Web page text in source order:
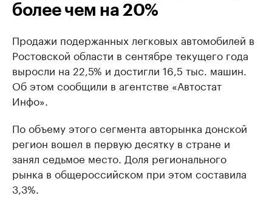
более чем на 20%
Продажи подержанных легковых автомобилей в
Ростовской области в сентябре текущего года
выросли на 22,5% и достигли 16,5 тыс. машин.
Об этом сообщили в агентстве «Автостат
Инфо».
По объему этого сегмента авторынка донской
регион вошел в первую десятку в стране и
занял седьмое место. Доля регионального
рынка в общероссийском при этом составила
3,3%.